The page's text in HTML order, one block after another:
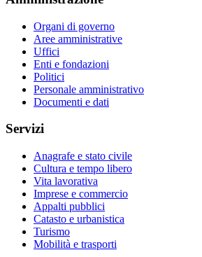
Organi di governo
Aree amministrative
Uffici
Enti e fondazioni
Politici
Personale amministrativo
Documenti e dati
Servizi
Anagrafe e stato civile
Cultura e tempo libero
Vita lavorativa
Imprese e commercio
Appalti pubblici
Catasto e urbanistica
Turismo
Mobilità e trasporti